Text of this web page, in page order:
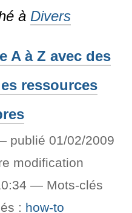
à Divers
A à Z avec des
ressources
publié 01/02/2009
modification
— Mots-clés
: how-to